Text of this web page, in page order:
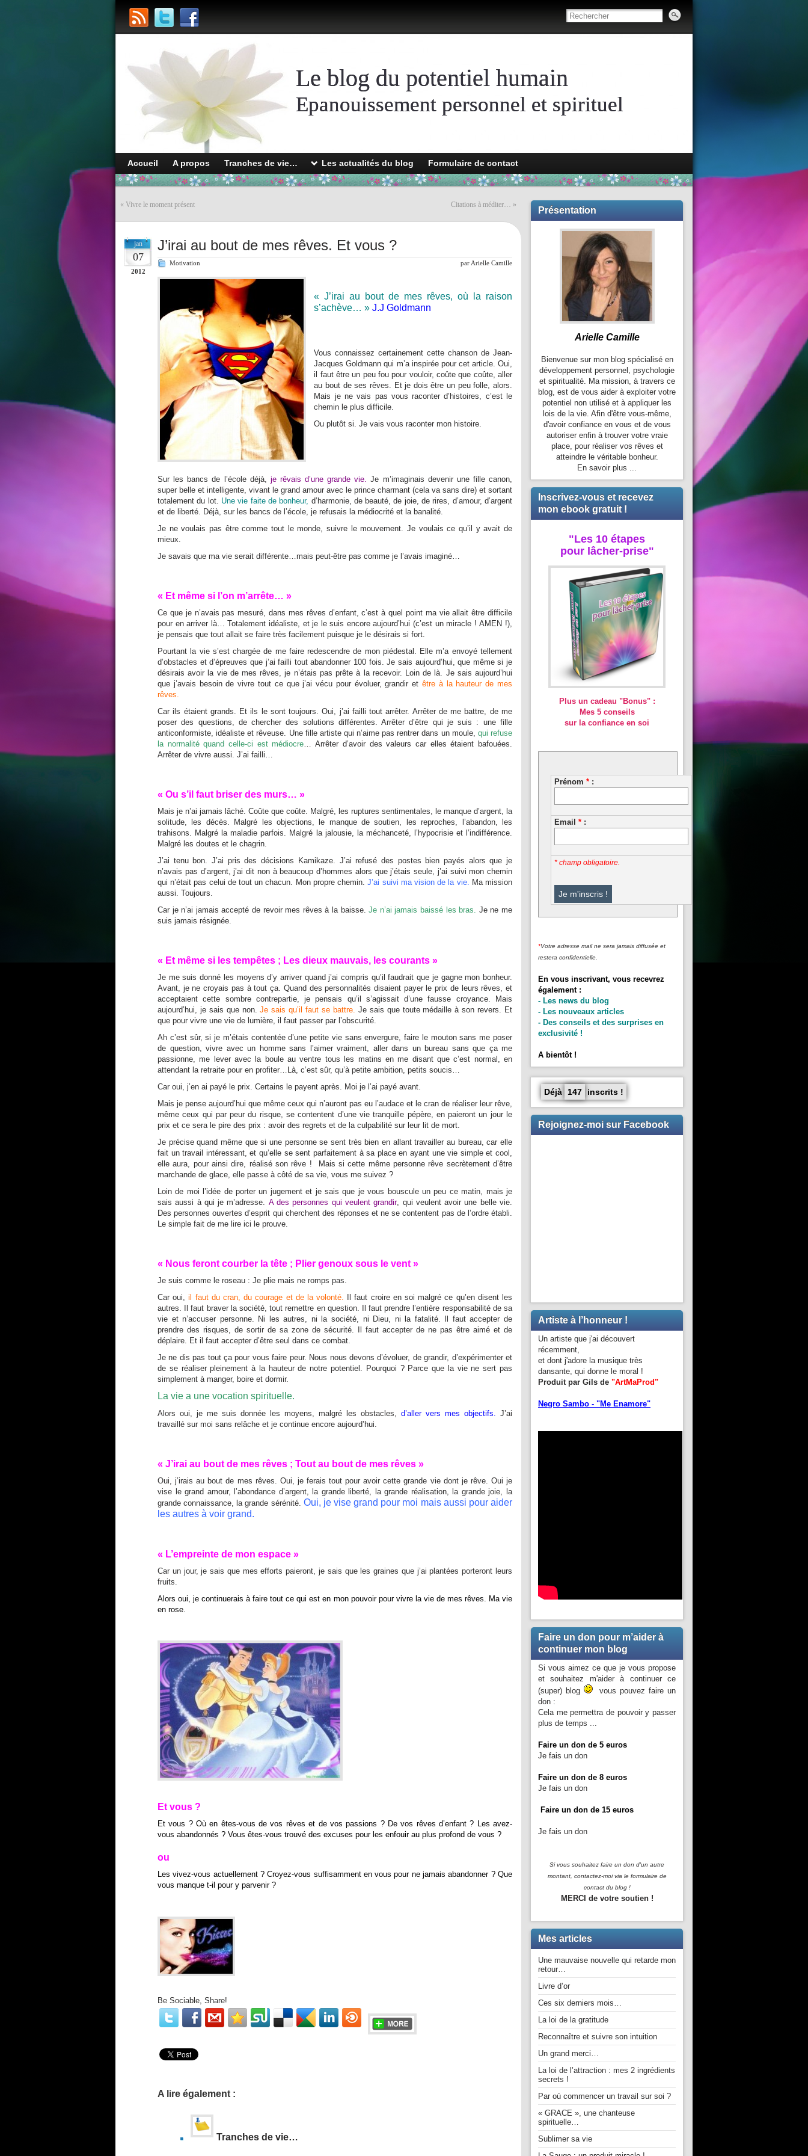
Le blog du potentiel humain
Epanouissement personnel et spirituel
Accueil A propos Tranches de vie… Les actualités du blog Formulaire de contact
« Vivre le moment présent Citations à méditer… »
jan
07
2012
J’irai au bout de mes rêves. Et vous ?
Motivation par Arielle Camille
« J’irai au bout de mes rêves, où la raison
s’achève… »J.J Goldmann
Vous connaissez certainement cette chanson de Jean-
Jacques Goldmann qui m’a inspirée pour cet article. Oui,
il faut être un peu fou pour vouloir, coûte que coûte, aller
au bout de ses rêves. Et je dois être un peu folle, alors.
Mais je ne vais pas vous raconter d’histoires, c’est le
chemin le plus difficile.
Ou plutôt si. Je vais vous raconter mon histoire.
Sur les bancs de l’école déjà, je rêvais d’une grande vie. Je m’imaginais devenir une fille canon,
super belle et intelligente, vivant le grand amour avec le prince charmant (cela va sans dire) et sortant
totalement du lot. Une vie faite de bonheur, d’harmonie, de beauté, de joie, de rires, d’amour, d’argent
et de liberté. Déjà, sur les bancs de l’école, je refusais la médiocrité et la banalité.
Je ne voulais pas être comme tout le monde, suivre le mouvement. Je voulais ce qu’il y avait de
mieux.
Je savais que ma vie serait différente…mais peut-être pas comme je l’avais imaginé…
« Et même si l’on m’arrête… »
Ce que je n’avais pas mesuré, dans mes rêves d’enfant, c’est à quel point ma vie allait être difficile
pour en arriver là… Totalement idéaliste, et je le suis encore aujourd’hui (c’est un miracle ! AMEN !),
je pensais que tout allait se faire très facilement puisque je le désirais si fort.
Pourtant la vie s’est chargée de me faire redescendre de mon piédestal. Elle m’a envoyé tellement
d’obstacles et d’épreuves que j’ai failli tout abandonner 100 fois. Je sais aujourd’hui, que même si je
désirais avoir la vie de mes rêves, je n’étais pas prête à la recevoir. Loin de là. Je sais aujourd’hui
que j’avais besoin de vivre tout ce que j’ai vécu pour évoluer, grandir etêtre à la hauteur de mes
rêves.
Car ils étaient grands. Et ils le sont toujours. Oui, j’ai failli tout arrêter. Arrêter de me battre, de me
poser des questions, de chercher des solutions différentes. Arrêter d’être qui je suis : une fille
anticonformiste, idéaliste et rêveuse. Une fille artiste qui n’aime pas rentrer dans un moule, qui refuse
la normalité quand celle-ci est médiocre… Arrêter d’avoir des valeurs car elles étaient bafouées.
Arrêter de vivre aussi. J’ai failli…
« Ou s’il faut briser des murs… »
Mais je n’ai jamais lâché. Coûte que coûte. Malgré, les ruptures sentimentales, le manque d’argent, la
solitude, les décès. Malgré les objections, le manque de soutien, les reproches, l’abandon, les
trahisons. Malgré la maladie parfois. Malgré la jalousie, la méchanceté, l’hypocrisie et l’indifférence.
Malgré les doutes et le chagrin.
J’ai tenu bon. J’ai pris des décisions Kamikaze. J’ai refusé des postes bien payés alors que je
n’avais pas d’argent, j’ai dit non à beaucoup d’hommes alors que j’étais seule, j’ai suivi mon chemin
qui n’était pas celui de tout un chacun. Mon propre chemin.J’ai suivi ma vision de la vie. Ma mission
aussi. Toujours.
Car je n’ai jamais accepté de revoir mes rêves à la baisse.Je n’ai jamais baissé les bras. Je ne me
suis jamais résignée.
« Et même si les tempêtes ; Les dieux mauvais, les courants »
Je me suis donné les moyens d’y arriver quand j’ai compris qu’il faudrait que je gagne mon bonheur.
Avant, je ne croyais pas à tout ça. Quand des personnalités disaient payer le prix de leurs rêves, et
acceptaient cette sombre contrepartie, je pensais qu’il s’agissait d’une fausse croyance. Mais
aujourd’hui, je sais que non.Je sais qu’il faut se battre. Je sais que toute médaille à son revers. Et
que pour vivre une vie de lumière, il faut passer par l’obscurité.
Ah c’est sûr, si je m’étais contentée d’une petite vie sans envergure, faire le mouton sans me poser
de question, vivre avec un homme sans l’aimer vraiment, aller dans un bureau sans que ça me
passionne, me lever avec la boule au ventre tous les matins en me disant que c’est normal, en
attendant la retraite pour en profiter…Là, c’est sûr, qu’à petite ambition, petits soucis…
Car oui, j’en ai payé le prix. Certains le payent après. Moi je l’ai payé avant.
Mais je pense aujourd’hui que même ceux qui n’auront pas eu l’audace et le cran de réaliser leur rêve,
même ceux qui par peur du risque, se contentent d’une vie tranquille pépère, en paieront un jour le
prix et ce sera le pire des prix : avoir des regrets et de la culpabilité sur leur lit de mort.
Je précise quand même que si une personne se sent très bien en allant travailler au bureau, car elle
fait un travail intéressant, et qu’elle se sent parfaitement à sa place en ayant une vie simple et cool,
elle aura, pour ainsi dire, réalisé son rêve ! Mais si cette même personne rêve secrètement d’être
marchande de glace, elle passe à côté de sa vie, vous me suivez ?
Loin de moi l’idée de porter un jugement et je sais que je vous bouscule un peu ce matin, mais je
sais aussi à qui je m’adresse. A des personnes qui veulent grandir, qui veulent avoir une belle vie.
Des personnes ouvertes d’esprit qui cherchent des réponses et ne se contentent pas de l’ordre établi.
Le simple fait de me lire ici le prouve.
« Nous feront courber la tête ; Plier genoux sous le vent »
Je suis comme le roseau : Je plie mais ne romps pas.
Car oui,il faut du cran, du courage et de la volonté. Il faut croire en soi malgré ce qu’en disent les
autres. Il faut braver la société, tout remettre en question. Il faut prendre l’entière responsabilité de sa
vie et n’accuser personne. Ni les autres, ni la société, ni Dieu, ni la fatalité. Il faut accepter de
prendre des risques, de sortir de sa zone de sécurité. Il faut accepter de ne pas être aimé et de
déplaire. Et il faut accepter d’être seul dans ce combat.
Je ne dis pas tout ça pour vous faire peur. Nous nous devons d’évoluer, de grandir, d’expérimenter et
de se réaliser pleinement à la hauteur de notre potentiel. Pourquoi ? Parce que la vie ne sert pas
simplement à manger, boire et dormir.
La vie a une vocation spirituelle.
Alors oui, je me suis donnée les moyens, malgré les obstacles, d’aller vers mes objectifs. J’ai
travaillé sur moi sans relâche et je continue encore aujourd’hui.
« J’irai au bout de mes rêves ; Tout au bout de mes rêves »
Oui, j’irais au bout de mes rêves. Oui, je ferais tout pour avoir cette grande vie dont je rêve. Oui je
vise le grand amour, l’abondance d’argent, la grande liberté, la grande réalisation, la grande joie, la
grande connaissance, la grande sérénité. Oui, je vise grand pour moi mais aussi pour aider
les autres à voir grand.
« L’empreinte de mon espace »
Car un jour, je sais que mes efforts paieront, je sais que les graines que j’ai plantées porteront leurs
fruits.
Alors oui, je continuerais à faire tout ce qui est en mon pouvoir pour vivre la vie de mes rêves. Ma vie
en rose.
Et vous ?
Et vous ? Où en êtes-vous de vos rêves et de vos passions ? De vos rêves d’enfant ? Les avez-
vous abandonnés ? Vous êtes-vous trouvé des excuses pour les enfouir au plus profond de vous ?
ou
Les vivez-vous actuellement ? Croyez-vous suffisamment en vous pour ne jamais abandonner ? Que
vous manque t-il pour y parvenir ?
Be Sociable, Share!
A lire également :
Tranches de vie…
Présentation
Arielle Camille
Bienvenue sur mon blog spécialisé en
développement personnel, psychologie
et spiritualité. Ma mission, à travers ce
blog, est de vous aider à exploiter votre
potentiel non utilisé et à appliquer les
lois de la vie. Afin d'être vous-même,
d'avoir confiance en vous et de vous
autoriser enfin à trouver votre vraie
place, pour réaliser vos rêves et
atteindre le véritable bonheur.
En savoir plus ...
Inscrivez-vous et recevez
mon ebook gratuit !
"Les 10 étapes
pour lâcher-prise"
Plus un cadeau "Bonus" :
Mes 5 conseils
sur la confiance en soi
Prénom * :
Email * :
* champ obligatoire.
*Votre adresse mail ne sera jamais diffusée et
restera confidentielle.
En vous inscrivant, vous recevrez
également :
- Les news du blog
- Les nouveaux articles
- Des conseils et des surprises en
exclusivité !
A bientôt !
Déjà 147 inscrits !
Rejoignez-moi sur Facebook
Artiste à l’honneur !
Un artiste que j'ai découvert
récemment,
et dont j'adore la musique très
dansante, qui donne le moral !
Produit par Gils de "ArtMaProd"
Negro Sambo - "Me Enamore"
Faire un don pour m’aider à
continuer mon blog
Si vous aimez ce que je vous propose
et souhaitez m'aider à continuer ce
(super) blog
vous pouvez faire un
don :
Cela me permettra de pouvoir y passer
plus de temps ...
Faire un don de 5 euros
Je fais un don
Faire un don de 8 euros
Je fais un don
Faire un don de 15 euros
Je fais un don
Si vous souhaitez faire un don d'un autre
montant, contactez-moivia le formulaire de
contact du blog !
MERCI de votre soutien !
Mes articles
Une mauvaise nouvelle qui retarde mon
retour…
Livre d’or
Ces six derniers mois…
La loi de la gratitude
Reconnaître et suivre son intuition
Un grand merci…
La loi de l’attraction : mes 2 ingrédients
secrets !
Par où commencer un travail sur soi ?
« GRACE », une chanteuse
spirituelle…
Sublimer sa vie